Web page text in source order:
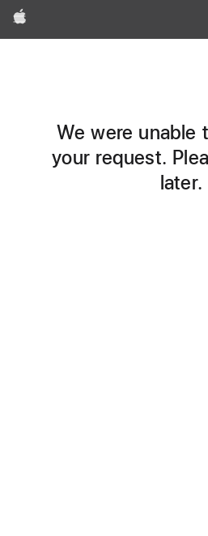
Apple
We were unable
your request.
later.